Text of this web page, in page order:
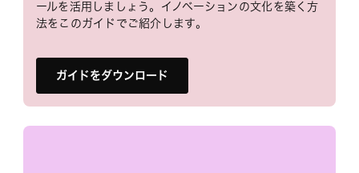
ールを活用しましょう。イノベーションの文化を築く方
法をこのガイドでご紹介します。
ガイドをダウンロード